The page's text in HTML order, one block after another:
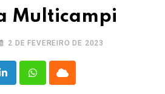
Multicampi
2 DE FEVEREIRO DE 2023
LinkedInWhatsappCloud